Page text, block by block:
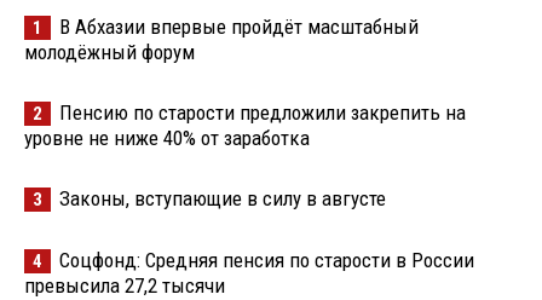
1
В Абхазии впервые пройдёт масштабный
молодёжный форум
2
Пенсию по старости предложили закрепить на
уровне не ниже 40% от заработка
3 Законы, вступающие в силу в августе
4
Соцфонд: Средняя пенсия по старости в России
превысила 27,2 тысячи